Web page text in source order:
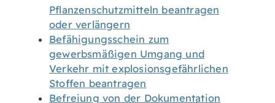
Pflanzenschutzmitteln beantragen
oder verlängern
Befähigungsschein zum
gewerbsmäßigen Umgang und
Verkehr mit explosionsgefährlichen
Stoffen beantragen
Befreiung von der Dokumentation